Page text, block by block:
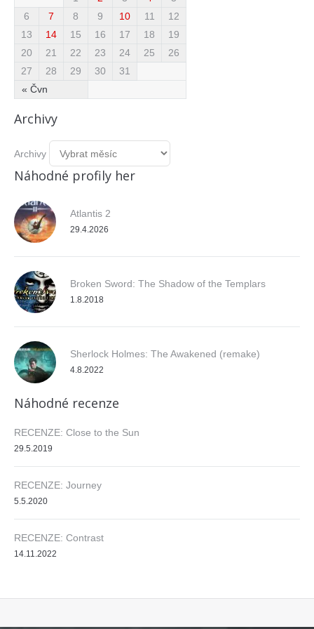
« Čvn
6
7 8 9 10 11
12
13
14 15 16 17 18
19
20
21 22 23 24 25
26
27
28 29 30 31
Archivy
Archivy
Náhodné profily her
Atlantis 2
29.4.2026
Broken Sword: The Shadow of the Templars
1.8.2018
Sherlock Holmes: The Awakened (remake)
4.8.2022
Náhodné recenze
RECENZE: Close to the Sun
29.5.2019
RECENZE: Journey
5.5.2020
RECENZE: Contrast
14.11.2022